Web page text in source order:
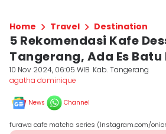
Home Travel Destination
5 Rekomendasi Kafe
Tangerang, Ada Es
10 Nov 2024, 06:05 WIB Kab. Tangerang
agatha dominique
News Channel
furawa cafe matcha series (Instagram.com/